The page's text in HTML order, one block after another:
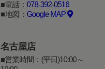
電話： 078-392-0516
地図： Google MAP
名古屋店
営業時間：(平日)10:00～